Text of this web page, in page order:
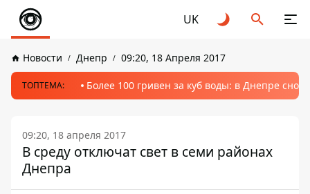
UK
Новости Днепр 09:20, 18 Апреля 2017
ТОПТЕМА: Более 100 гривен за куб воды: в Днепре
09:20, 18 апреля 2017
В среду отключат свет в семи районах
Днепра